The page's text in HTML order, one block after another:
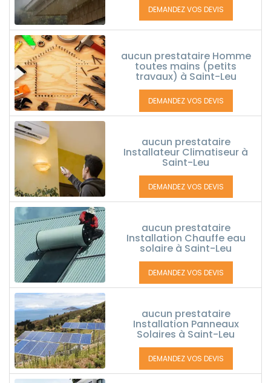
DEMANDEZ VOS DEVIS
aucun prestataire Homme
toutes mains (petits
travaux) à Saint-Leu
DEMANDEZ VOS DEVIS
aucun prestataire
Installateur Climatiseur à
Saint-Leu
DEMANDEZ VOS DEVIS
aucun prestataire
Installation Chauffe eau
solaire à Saint-Leu
DEMANDEZ VOS DEVIS
aucun prestataire
Installation Panneaux
Solaires à Saint-Leu
DEMANDEZ VOS DEVIS